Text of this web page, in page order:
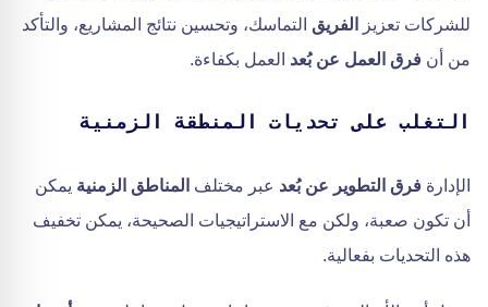
للشركات تعزيز
الفريق التماسك، وتحسين نتائج المشاريع، والتأكد
من أن فرق العمل عن بُعد العمل بكفاءة.
التغلب على تحديات المنطقة الزمنية
الإدارة فرق التطوير عن بُعد عبر مختلف المناطق الزمنية يمكن
أن تكون صعبة، ولكن مع الاستراتيجيات الصحيحة، يمكن تخفيف
هذه التحديات بفعالية.